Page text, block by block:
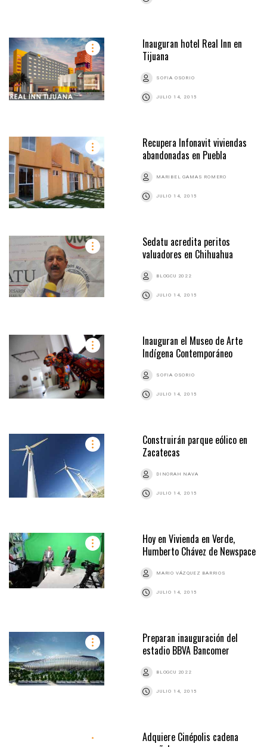
Inauguran hotel Real Inn en
Tijuana
SOFIA OSORIO
JULIO 14, 2015
Recupera Infonavit viviendas
abandonadas en Puebla
MARIBEL GAMAS ROMERO
JULIO 14, 2015
Sedatu acredita peritos
valuadores en Chihuahua
BLOGCU 2022
JULIO 14, 2015
Inauguran el Museo de Arte
Indígena Contemporáneo
SOFIA OSORIO
JULIO 14, 2015
Construirán parque eólico en
Zacatecas
DINORAH NAVA
JULIO 14, 2015
Hoy en Vivienda en Verde,
Humberto Chávez de Newspace
MARIO VÁZQUEZ BARRIOS
JULIO 14, 2015
Preparan inauguración del
estadio BBVA Bancomer
BLOGCU 2022
JULIO 14, 2015
Adquiere Cinépolis cadena